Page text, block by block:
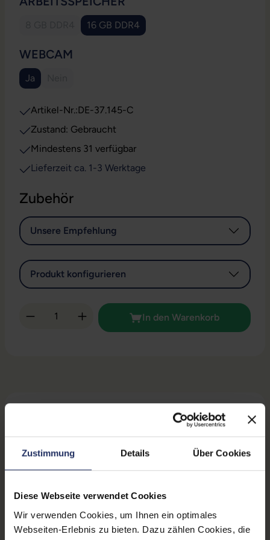
Zustimmung Details Über Cookies
Diese Webseite verwendet Cookies
Wir verwenden Cookies, um Ihnen ein optimales
Webseiten-Erlebnis zu bieten. Dazu zählen Cookies, die
(Diese Option ist zurzeit nicht verfügbar.)
16 GB DDR4
WEBCAM
Ja
Artikel-Nr.:DE-37.145-C
Zustand: Gebraucht
Mindestens 31 verfügbar
Lieferzeit ca. 1-3 Werktage
Zubehör
Unsere Empfehlung
Produkt konfigurieren
Produkt Anzahl: Gib den gewünschten
In den Warenkorb
Grading: Fair
Displaygröße: 14,0 Zoll